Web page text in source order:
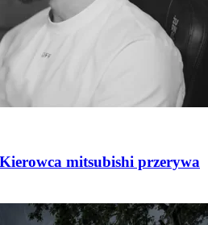
mitsubishi przerywa